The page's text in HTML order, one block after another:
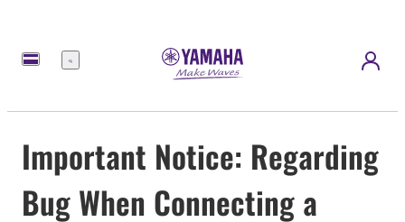
meny
Important Notice: Regarding
Bug When Connecting a